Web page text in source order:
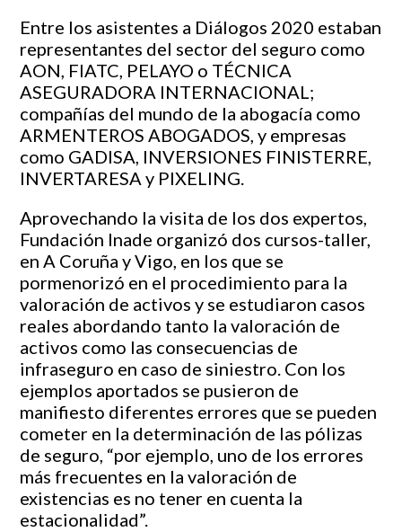
Entre los asistentes a Diálogos 2020 estaban
representantes del sector del seguro como
AON, FIATC, PELAYO o TÉCNICA
ASEGURADORA INTERNACIONAL;
compañías del mundo de la abogacía como
ARMENTEROS ABOGADOS, y empresas
como GADISA, INVERSIONES FINISTERRE,
INVERTARESA y PIXELING.
Aprovechando la visita de los dos expertos,
Fundación Inade organizó dos cursos-taller,
en A Coruña y Vigo, en los que se
pormenorizó en el procedimiento para la
valoración de activos y se estudiaron casos
reales abordando tanto la valoración de
activos como las consecuencias de
infraseguro en caso de siniestro. Con los
ejemplos aportados se pusieron de
manifiesto diferentes errores que se pueden
cometer en la determinación de las pólizas
de seguro, “por ejemplo, uno de los errores
más frecuentes en la valoración de
existencias es no tener en cuenta la
estacionalidad”.